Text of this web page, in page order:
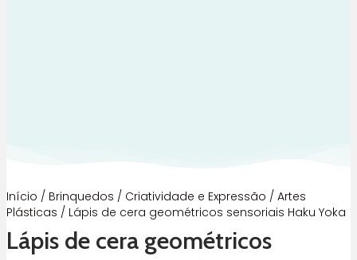
Início / Brinquedos / Criatividade e Expressão / Artes
Plásticas / Lápis de cera geométricos sensoriais Haku Yoka
Lápis de cera geométricos